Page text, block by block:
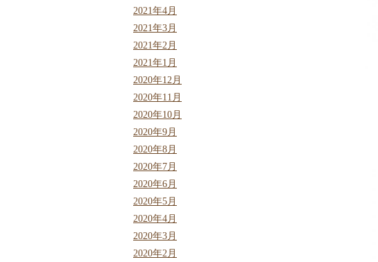
2021年4月
2021年3月
2021年2月
2021年1月
2020年12月
2020年11月
2020年10月
2020年9月
2020年8月
2020年7月
2020年6月
2020年5月
2020年4月
2020年3月
2020年2月